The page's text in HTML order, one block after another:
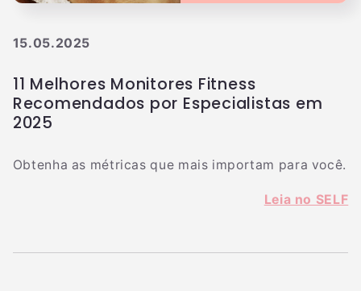
15.05.2025
11 Melhores Monitores Fitness
Recomendados por Especialistas em
2025
Obtenha as métricas que mais importam para você.
Leia no SELF